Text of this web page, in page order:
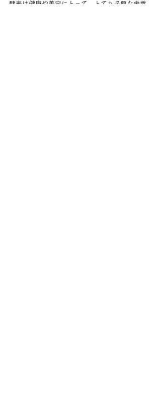
酵素は健康や美容にとって、とても必要な栄養